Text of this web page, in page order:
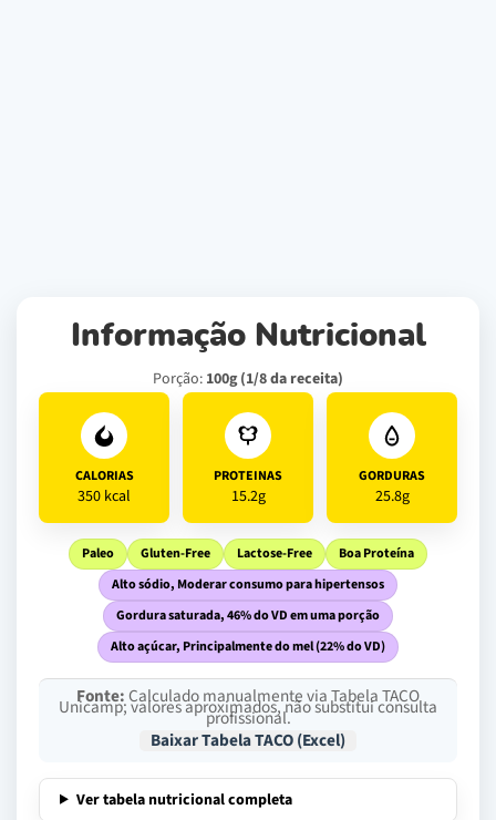
Informação Nutricional
Porção: 100g (1/8 da receita)
CALORIAS
350 kcal
PROTEINAS
15.2g
GORDURAS
25.8g
Paleo Gluten-Free Lactose-Free
Boa Proteína
Alto sódio, Moderar consumo para hipertensos
Gordura saturada, 46% do VD em uma porção
Alto açúcar, Principalmente do mel (22% do VD)
Fonte:Calculado manualmente via Tabela TACO
Unicamp; valores aproximados, não substitui consulta
profissional.
Baixar Tabela TACO (Excel)
Ver tabela nutricional completa